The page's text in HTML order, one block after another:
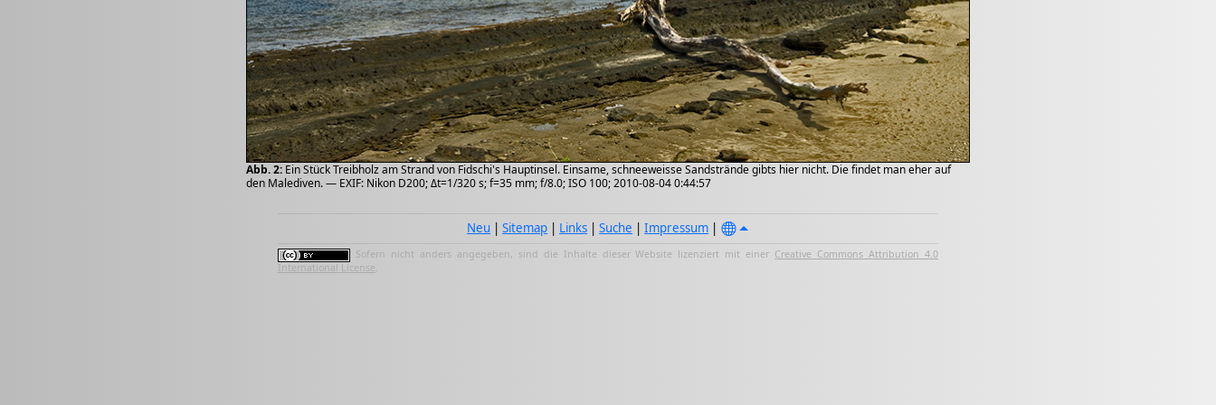
Abb. 2: Ein Stück Treibholz am Strand von Fidschi's Hauptinsel. Einsame, schneeweisse Sandstrände gibts hier nicht. Die findet man eher auf
den Malediven. — EXIF: Nikon D200; Δt=1/320 s; f=35 mm; f/8.0; ISO 100; 2010-08-04 0:44:57
Neu |Sitemap | Links |Suche |Impressum |
Sofern nicht anders angegeben, sind die Inhalte dieser Website lizenziert mit einer Creative Commons Attribution 4.0
International License